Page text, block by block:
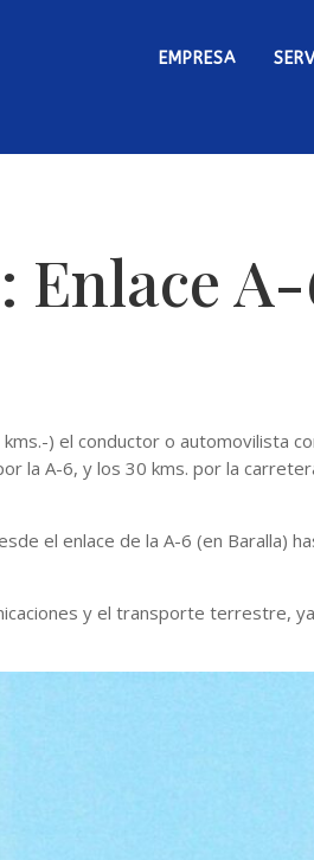
EMPRESA
Enlace
) el conductor o automovilista
la A-6, y los 30 kms. por la
el enlace de la A-6 (en Baralla)
y el transporte terrestre,